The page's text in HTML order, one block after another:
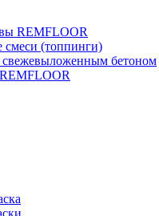
REMFLOOR
(топпинги)
свежевыложенным бетоном